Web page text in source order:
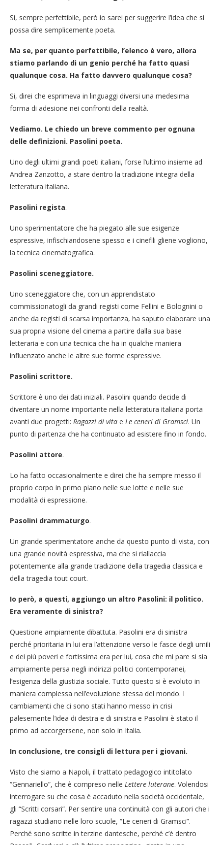
Si, sempre perfettibile, però io sarei per suggerire l’idea che si
possa dire semplicemente poeta.
Ma se, per quanto perfettibile, l’elenco è vero, allora
stiamo parlando di un genio perché ha fatto quasi
qualunque cosa. Ha fatto davvero qualunque cosa?
Si, direi che esprimeva in linguaggi diversi una medesima
forma di adesione nei confronti della realtà.
Vediamo. Le chiedo un breve commento per ognuna
delle definizioni. Pasolini poeta.
Uno degli ultimi grandi poeti italiani, forse l’ultimo insieme ad
Andrea Zanzotto, a stare dentro la tradizione integra della
letteratura italiana.
Pasolini regista.
Uno sperimentatore che ha piegato alle sue esigenze
espressive, infischiandosene spesso e i cinefili gliene vogliono,
la tecnica cinematografica.
Pasolini sceneggiatore.
Uno sceneggiatore che, con un apprendistato
commissionatogli da grandi registi come Fellini e Bolognini o
anche da registi di scarsa importanza, ha saputo elaborare una
sua propria visione del cinema a partire dalla sua base
letteraria e con una tecnica che ha in qualche maniera
influenzato anche le altre sue forme espressive.
Pasolini scrittore.
Scrittore è uno dei dati iniziali. Pasolini quando decide di
diventare un nome importante nella letteratura italiana porta
avanti due progetti: Ragazzi di vita e Le ceneri di Gramsci. Un
punto di partenza che ha continuato ad esistere fino in fondo.
Pasolini attore.
Lo ha fatto occasionalmente e direi che ha sempre messo il
proprio corpo in primo piano nelle sue lotte e nelle sue
modalità di espressione.
Pasolini drammaturgo.
Un grande sperimentatore anche da questo punto di vista, con
una grande novità espressiva, ma che si riallaccia
potentemente alla grande tradizione della tragedia classica e
della tragedia tout court.
Io però, a questi, aggiungo un altro Pasolini: il politico.
Era veramente di sinistra?
Questione ampiamente dibattuta. Pasolini era di sinistra
perché prioritaria in lui era l’attenzione verso le fasce degli umili
e dei più poveri e fortissima era per lui, cosa che mi pare si sia
ampiamente persa negli indirizzi politici contemporanei,
l’esigenza della giustizia sociale. Tutto questo si è evoluto in
maniera complessa nell’evoluzione stessa del mondo. I
cambiamenti che ci sono stati hanno messo in crisi
palesemente l’idea di destra e di sinistra e Pasolini è stato il
primo ad accorgersene, non solo in Italia.
In conclusione, tre consigli di lettura per i giovani.
Visto che siamo a Napoli, il trattato pedagogico intitolato
“Gennariello”, che è compreso nelle Lettere luterane. Volendosi
interrogare su che cosa è accaduto nella società occidentale,
gli “Scritti corsari”. Per sentire una continuità con gli autori che i
ragazzi studiano nelle loro scuole, “Le ceneri di Gramsci”.
Perché sono scritte in terzine dantesche, perché c’è dentro